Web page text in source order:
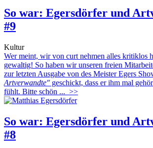
So war: Egersdörfer und
#9
Kultur
Wer meint, wir von curt nehmen alles kritiklos
gewaltig! So haben wir unseren freien
zur letzten Ausgabe von des Meister Egers
Artverwandte" geschickt, dass er ihm mal
fühlt. Bitte schön ... >>
So war: Egersdörfer und
#8